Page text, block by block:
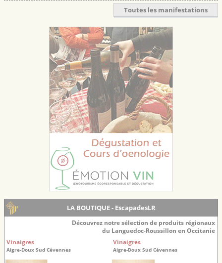
Toutes les manifestations
LA BOUTIQUE - EscapadesLR
Découvrez notre sélection de produits régionaux
du Languedoc-Roussillon en Occitanie
Vinaigres
Aigre-Doux Sud Cévennes
Vinaigres
Aigre-Doux Sud Cévennes